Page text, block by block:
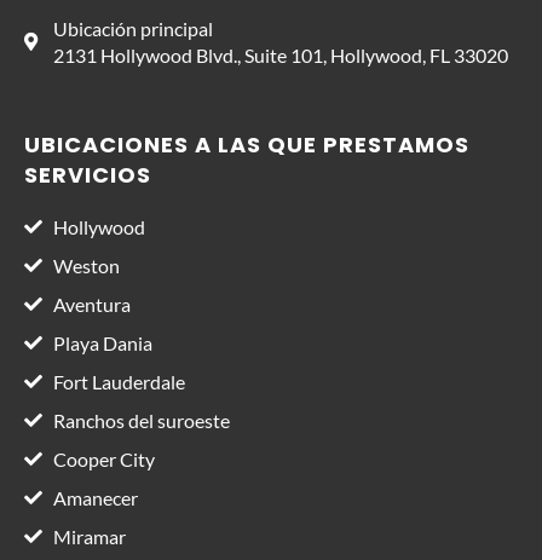
Ubicación principal
2131 Hollywood Blvd., Suite 101, Hollywood, FL 33020
UBICACIONES A LAS QUE PRESTAMOS
SERVICIOS
Hollywood
Weston
Aventura
Playa Dania
Fort Lauderdale
Ranchos del suroeste
Cooper City
Amanecer
Miramar